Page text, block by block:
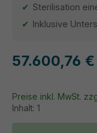
Sterilisation
Inklusive
57.600,76 €
Inhalt: 1
Preise inkl. MwSt.